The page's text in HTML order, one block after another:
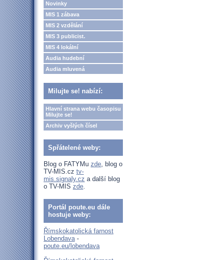
Novinky
MIS 1 zábava
MIS 2 vzdělání
MIS 3 publicist.
MIS 4 lokální
Audia hudební
Audia mluvená
Milujte se! nabízí:
Hlavní strana webu časopisu
Milujte se!
Archiv vyšlých čísel
Spřátelené weby:
Blog o FATYMu zde, blog o
TV-MIS.cz tv-
mis.signaly.cz a další blog
o TV-MIS zde.
Portál poute.eu dále
hostuje weby:
Římskokatolická farnost
Lobendava-
poute.eu/lobendava